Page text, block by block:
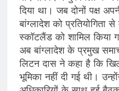
दिया था। जब दोनों पक्ष
बांग्लादेश को प्रतियोगिता
स्कॉटलैंड को शामिल किया
अब बांग्लादेश के प्रमुख
लिटन दास ने कहा है कि
भूमिका नहीं दी गई थी।